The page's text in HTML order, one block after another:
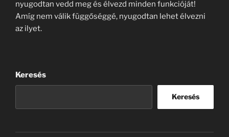
nyugodtan vedd meg és élvezd minden funkcióját!
Amíg nem válik függőséggé, nyugodtan lehet élvezni
az ilyet.
Keresés
Keresés